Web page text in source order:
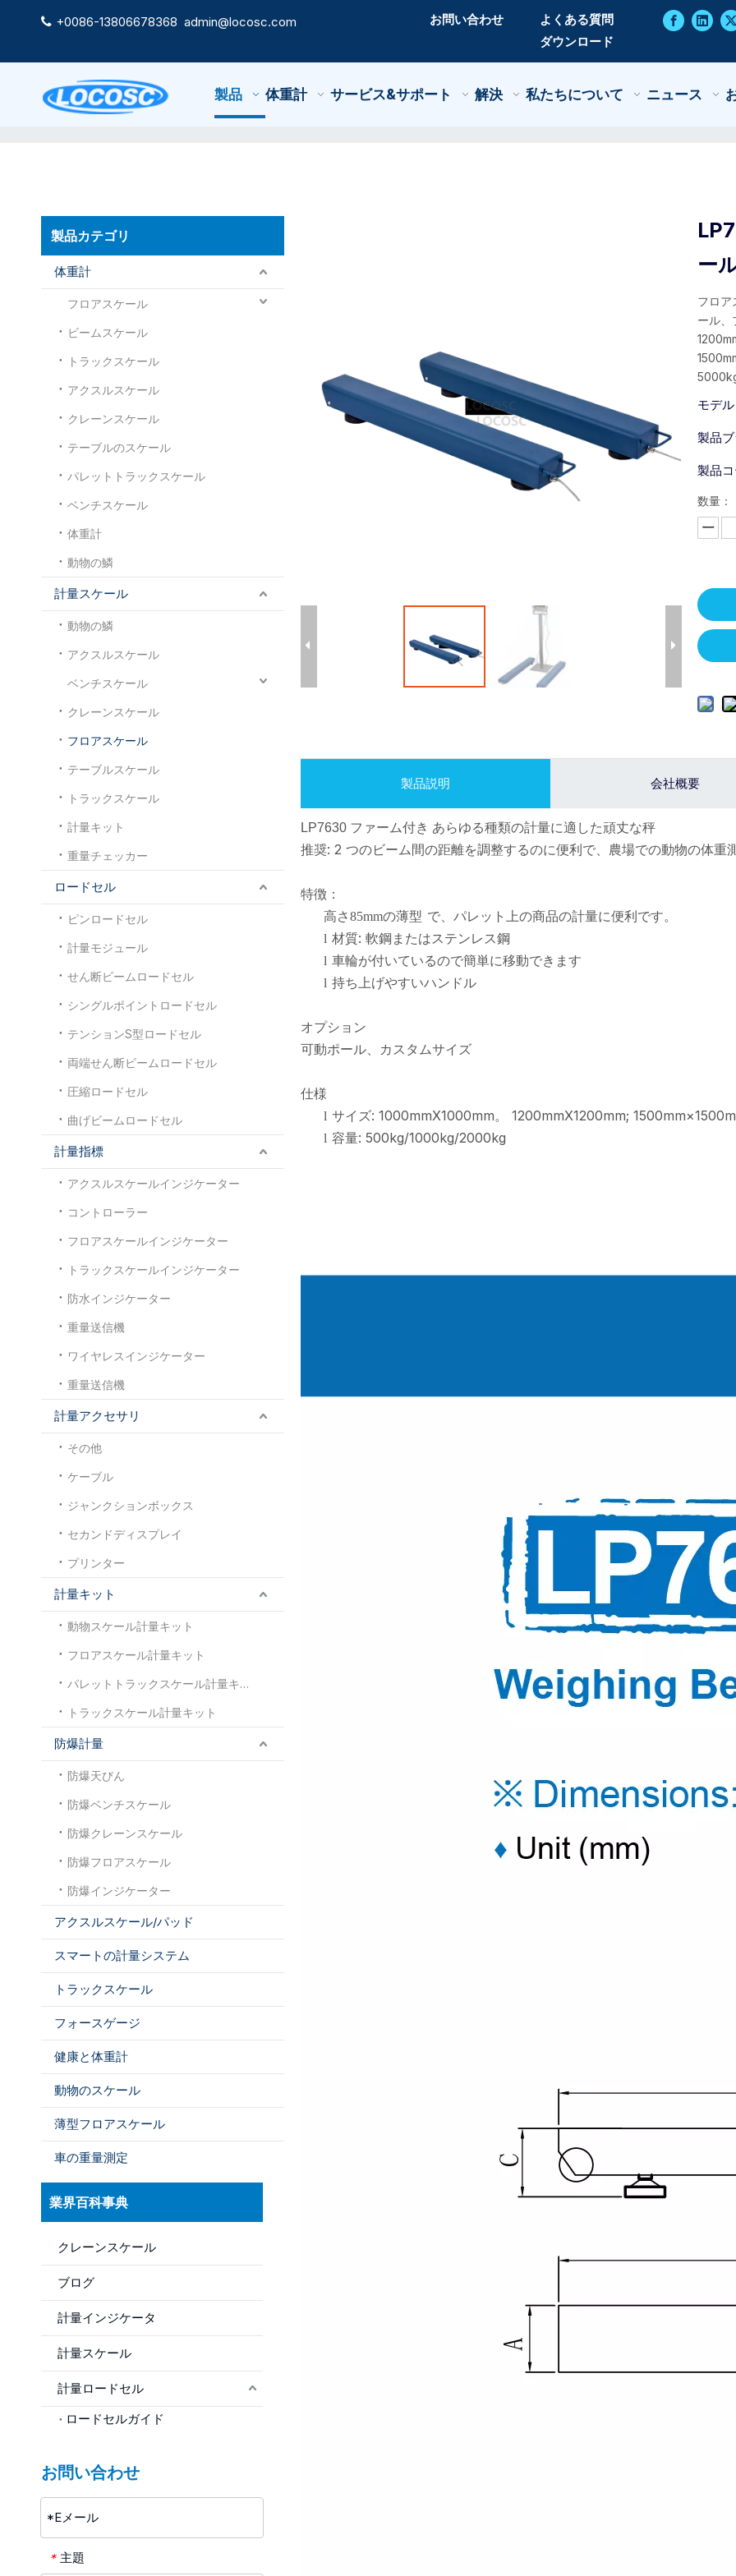
 +0086-13806678368 admin@locosc.com お問い合わせ
よくある質問
ダウンロード
製品 体重計 サービス&サポート 解決 私たちについて ニュース
製品カテゴリ
体重計
フロアスケール
ビームスケール
トラックスケール
アクスルスケール
クレーンスケール
テーブルのスケール
パレットトラックスケール
ベンチスケール
体重計
動物の鱗
計量スケール
動物の鱗
アクスルスケール
ベンチスケール
クレーンスケール
フロアスケール
テーブルスケール
トラックスケール
計量キット
重量チェッカー
ロードセル
ピンロードセル
計量モジュール
せん断ビームロードセル
シングルポイントロードセル
テンションS型ロードセル
両端せん断ビームロードセル
圧縮ロードセル
曲げビームロードセル
計量指標
アクスルスケールインジケーター
コントローラー
フロアスケールインジケーター
トラックスケールインジケーター
防水インジケーター
重量送信機
ワイヤレスインジケーター
重量送信機
計量アクセサリ
その他
ケーブル
ジャンクションボックス
セカンドディスプレイ
プリンター
計量キット
動物スケール計量キット
フロアスケール計量キット
パレットトラックスケール計量キット
トラックスケール計量キット
防爆計量
防爆天びん
防爆ベンチスケール
防爆クレーンスケール
防爆フロアスケール
防爆インジケーター
アクスルスケール/パッド
スマートの計量システム
トラックスケール
フォースゲージ
健康と体重計
動物のスケール
薄型フロアスケール
車の重量測定
業界百科事典
クレーンスケール
ブログ
計量インジケータ
計量スケール
計量ロードセル
ロードセルガイド
お問い合わせ
* 主題
ー
フロア
ール、
モデ
製品
製品
数量：
製品説明 会社概要
LP7630 ファーム付き あらゆる種類の計量に適した頑丈な秤
推奨: 2 つのビーム間の距離を調整するのに便利で、農場での動物の体重
特徴：
高さ85mmの薄型 で、パレット上の商品の計量に便利です。
l 材質: 軟鋼またはステンレス鋼
l 車輪が付いているので簡単に移動できます
l 持ち上げやすいハンドル
オプション
可動ポール、カスタムサイズ
仕様
l サイズ: 1000mmX1000mm。 1200mmX1200mm;
l 容量: 500kg/1000kg/2000kg